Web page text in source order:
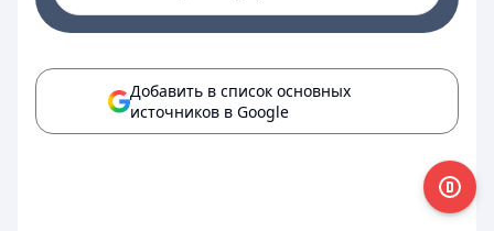
Добавить в список основных
источников в Google